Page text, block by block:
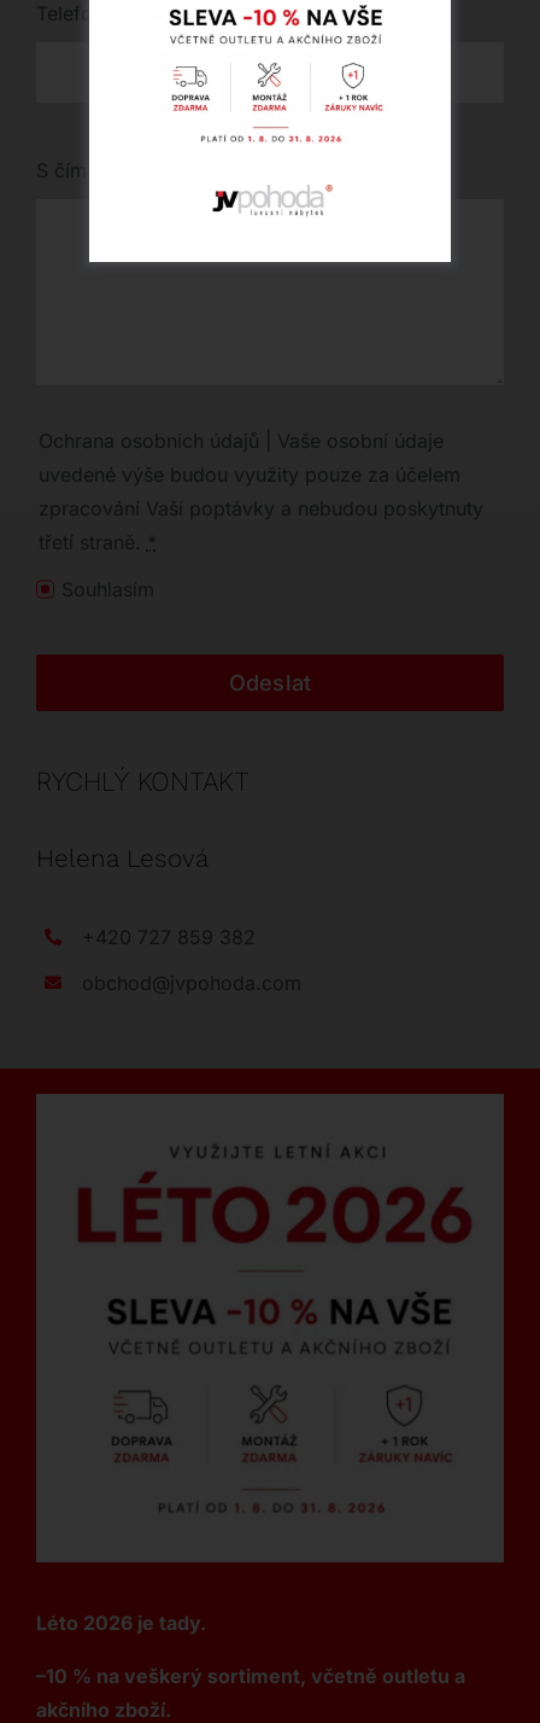
Telefon
S čím vám můžeme pomoci?
Ochrana osobních údajů | Vaše osobní údaje
uvedené výše budou využity pouze za účelem
zpracování Vaší poptávky a nebudou poskytnuty
třetí straně. *
Souhlasím
Odeslat
RYCHLÝ KONTAKT
Helena Lesová
+420 727 859 382
obchod@jvpohoda.com
Léto 2026 je tady.
–10 % na veškerý sortiment, včetně outletu a
akčního zboží.